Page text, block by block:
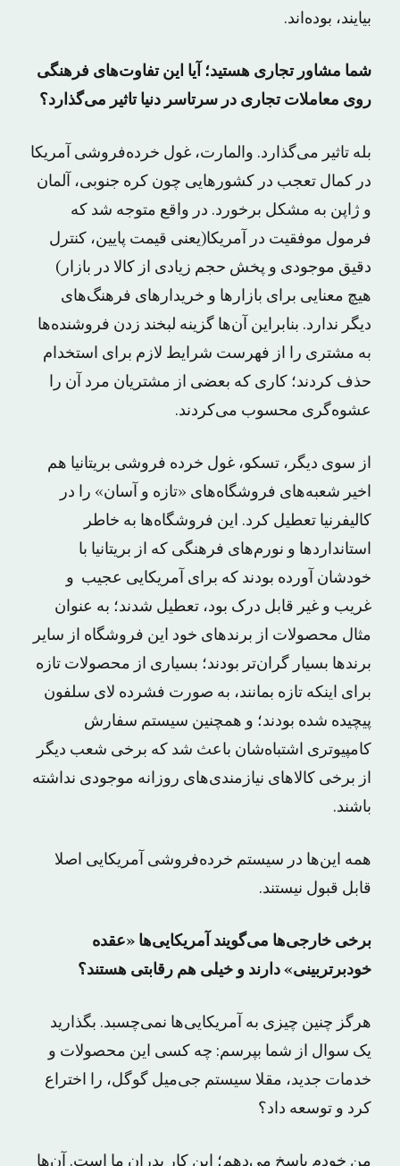
بیایند، بوده‌اند.
شما مشاور تجاری هستید؛ آیا این تفاوت‌های فرهنگی
روی معاملات تجاری در سرتاسر دنیا تاثیر می‌گذارد؟
بله تاثیر می‌گذارد. والمارت، غول خرده‌فروشی آمریکا
در کمال تعجب در کشورهایی چون کره جنوبی، آلمان
و ژاپن به مشکل برخورد. در واقع متوجه شد که
فرمول موفقیت در آمریکا(یعنی قیمت پایین، کنترل
دقیق موجودی و پخش حجم زیادی از کالا در بازار)
هیچ معنایی برای بازارها و خریدارهای فرهنگ‌های
دیگر ندارد. بنابراین آن‌ها گزینه لبخند زدن فروشنده‌ها
به مشتری را از فهرست شرایط لازم برای استخدام
حذف کردند؛ کاری که بعضی از مشتریان مرد آن را
عشوه‌گری محسوب می‌کردند.
از سوی دیگر، تسکو، غول خرده فروشی بریتانیا هم
اخیر شعبه‌های فروشگاه‌های «تازه و آسان» را در
کالیفرنیا تعطیل کرد. این فروشگاه‌ها به خاطر
استانداردها و نورم‌های فرهنگی که از بریتانیا با
خودشان آورده بودند که برای آمریکایی عجیب و
غریب و غیر قابل درک بود، تعطیل شدند؛ به عنوان
مثال محصولات از برند‌های خود این فروشگاه از سایر
برندها بسیار گران‌تر بودند؛ بسیاری از محصولات تازه
برای اینکه تازه بمانند، به صورت فشرده لای سلفون
پیچیده شده بودند؛ و همچنین سیستم سفارش
کامپیوتری اشتباه‌شان باعث شد که برخی شعب دیگر
از برخی کالاهای نیازمندی‌‌های روزانه موجودی نداشته
باشند.
همه این‌ها در سیستم خرده‌فروشی آمریکایی اصلا
قابل قبول نیستند.
برخی خارجی‌ها می‌گویند آمریکایی‌ها «عقده
خودبرتربینی» دارند و خیلی هم رقابتی هستند؟
هرگز چنین چیزی به آمریکایی‌ها نمی‌چسبد. بگذارید
یک سوال از شما بپرسم: چه کسی این محصولات و
خدمات جدید، مقلا سیستم جی‌میل گوگل، را اختراع
کرد و توسعه داد؟
من خودم پاسخ می‌دهم؛ این کار پدران ما است. آن‌ها